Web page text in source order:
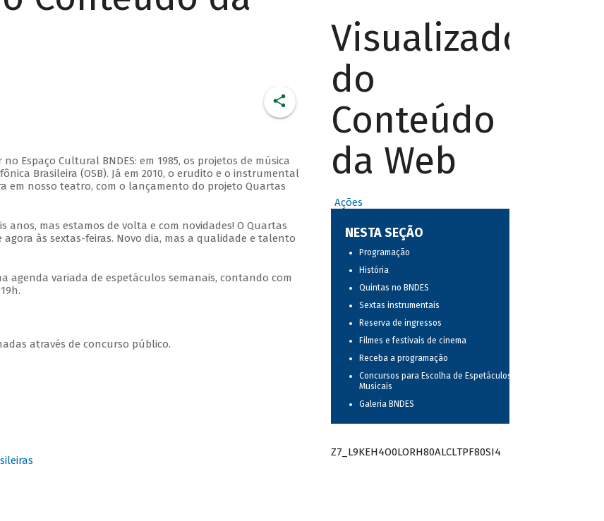
Espaço Cultural BNDES: em 1985, os projetos de música
Brasileira (OSB). Já em 2010, o erudito e o instrumental
em nosso teatro, com o lançamento do projeto Quartas
mas estamos de volta e com novidades! O Quartas
às sextas-feiras. Novo dia, mas a qualidade e talento
variada de espetáculos semanais, contando com
através de concurso público.
Visualizador
do
Conteúdo
da Web
Ações
NESTA SEÇÃO
Programação
História
Quintas no BNDES
Sextas instrumentais
Reserva de ingressos
Filmes e festivais de cinema
Receba a programação
Concursos para Escolha de Espetáculos
Musicais
Galeria BNDES
Z7_L9KEH4O0LORH80ALCLTPF80SI4